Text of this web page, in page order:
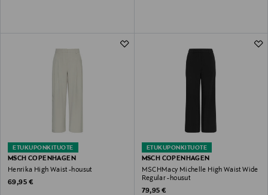
ETUKUPONKITUOTE
MSCH COPENHAGEN
Henrika High Waist -housut
Original Price
69,95 €
ETUKUPONKITUOTE
MSCH COPENHAGEN
MSCHMacy Michelle High Waist Wide
Regular -housut
Original Price
79,95 €